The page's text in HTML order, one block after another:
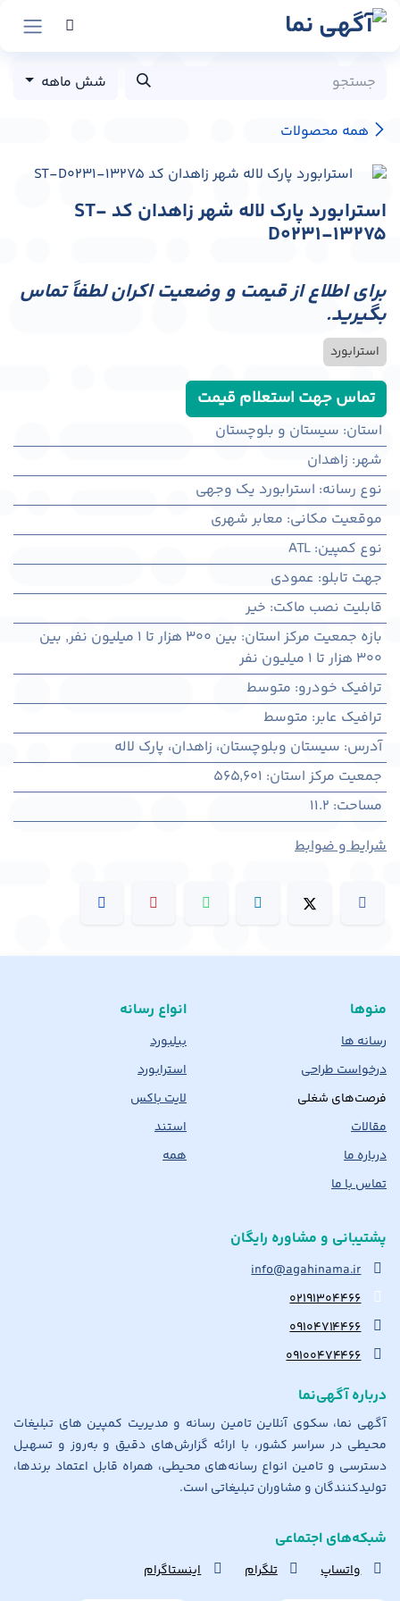
پرش به محتوا
همه محصولات
شش ماهه
استرابورد پارک لاله شهر زاهدان کد ST-
D0231-13275
برای اطلاع از قیمت و وضعیت اکران لطفاً تماس
بگیرید.
استرابورد
تماس جهت استعلام قیمت
استان: سیستان و بلوچستان
شهر: زاهدان
نوع رسانه: استرابورد یک وجهی
موقعیت مکانی: معابر شهری
نوع کمپین:
ATL
جهت تابلو: عمودی
قابلیت نصب ماکت: خیر
بازه جمعیت مرکز استان: بین ۳۰۰ هزار تا ۱ میلیون نفر , بین
۳۰۰ هزار تا ۱ میلیون نفر
ترافیک خودرو: متوسط
ترافیک عابر: متوسط
آدرس: سيستان وبلوچستان، زاهدان، پارک لاله
جمعیت مرکز استان:
565,601
مساحت:
11.2
شرایط و ضوابط
منوها
رسانه ها
درخواست طراحی
فرصت‌های شغلی
مقالات
درباره ما
تماس با ما
انواع رسانه
بیلبورد
استرابورد
لایت باکس
استند
همه
پشتیبانی و مشاوره رایگان
info@agahinama.ir
۰۲۱۹۱۳۰۴۴۶۶
۰۹۱۰۴۷۱۴۴۶۶
۰۹۱۰۰۴۷۴۴۶۶
درباره آگهی‌نما
آگهی نما، سکوی آنلاین تامین رسانه و مدیریت کمپین های تبلیغات
محیطی در سراسر کشور، با ارائه گزارش‌های دقیق و به‌روز و تسهیل
دسترسی و تامین انواع رسانه‌های محیطی، همراه قابل اعتماد برندها،
تولیدکنندگان و مشاوران تبلیغاتی است.
شبکه‌های اجتماعی
واتساپ تلگرام اینستاگرام